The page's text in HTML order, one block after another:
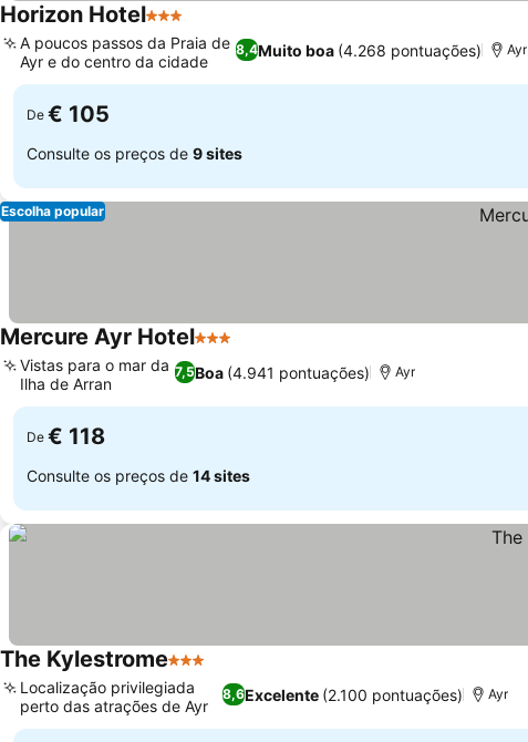
Horizon Hotel3 Estrelas
8,4Muito boa (4.268 pontuações)
A poucos passos da Praia de
Ayr e do centro da cidade
Ayr
De € 105
Consulte os preços de 9 sites
Escolha popular
Mercure Ayr Hotel3 Estrelas
7,5Boa (4.941 pontuações)
Vistas para o mar da
Ilha de Arran
Ayr
De € 118
Consulte os preços de 14 sites
The Kylestrome3 Estrelas
8,6Excelente (2.100 pontuações)
Localização privilegiada
perto das atrações de Ayr
Ayr